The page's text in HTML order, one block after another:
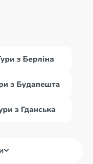
з Берліна
з Будапешта
з Гданська